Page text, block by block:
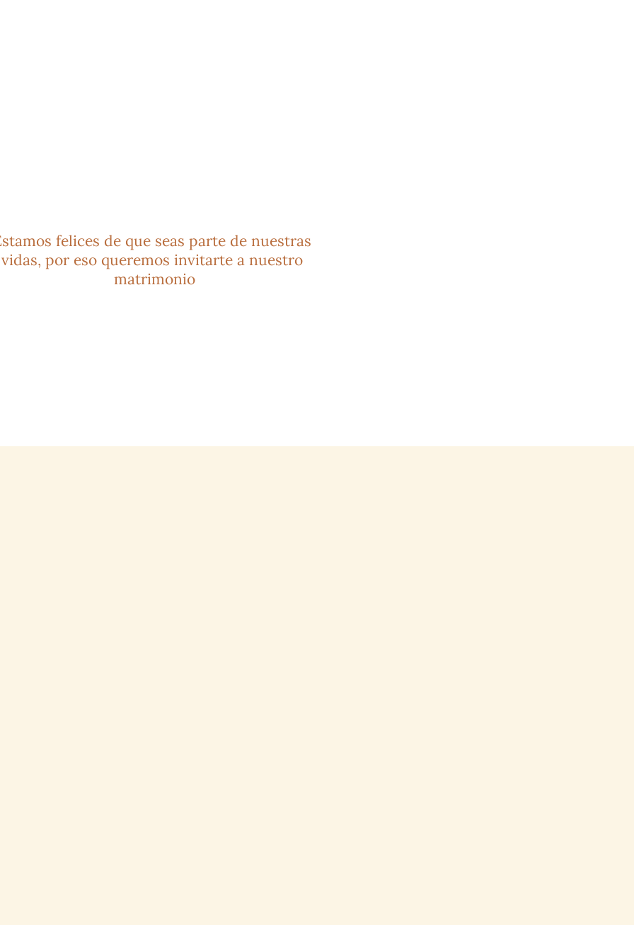
felices de que seas parte de nuestras
vidas, por eso queremos invitarte a nuestro
matrimonio